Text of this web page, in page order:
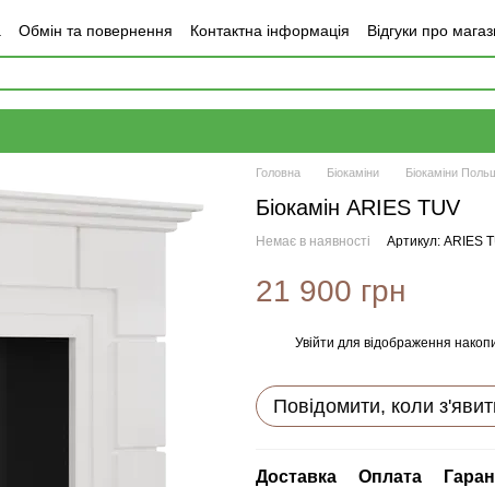
Обмін та повернення Контактна інформація Відгуки про
Головна Біокаміни Біокаміни
Біокамін ARIES TUV
Немає в наявності Артикул: ARIES
21 900 грн
Увійти для відображення
Повідомити, коли
Доставка Оплата